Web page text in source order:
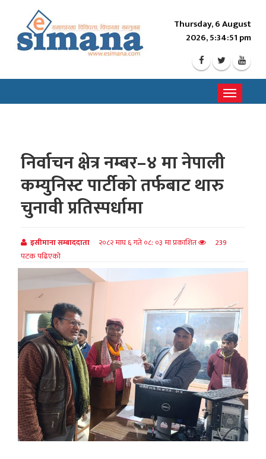
Thursday, 6 August
2026, 5:34:53 pm
Toggle
निर्वाचन क्षेत्र नम्बर–४ मा नेपाली
कम्युनिस्ट पार्टीको तर्फबाट थारु
चुनावी प्रतिस्पर्धामा
इसीमाना सम्बाददाता २०८२ माघ ६ गते ०८: ०३ मा प्रकाशित
239
पटक पढिएको